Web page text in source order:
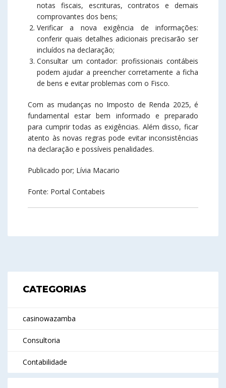
notas fiscais, escrituras, contratos e demais
comprovantes dos bens;
Verificar a nova exigência de informações:
conferir quais detalhes adicionais precisarão ser
incluídos na declaração;
Consultar um contador: profissionais contábeis
podem ajudar a preencher corretamente a ficha
de bens e evitar problemas com o Fisco.
Com as mudanças no Imposto de Renda 2025, é
fundamental estar bem informado e preparado
para cumprir todas as exigências. Além disso, ficar
atento às novas regras pode evitar inconsistências
na declaração e possíveis penalidades.
Publicado por; Lívia Macario
Fonte: Portal Contabeis
CATEGORIAS
casinowazamba
Consultoria
Contabilidade